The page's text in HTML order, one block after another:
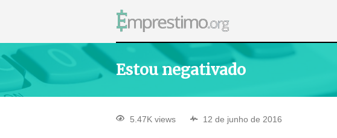
Estou negativado
5.47K views 12 de junho de 2016